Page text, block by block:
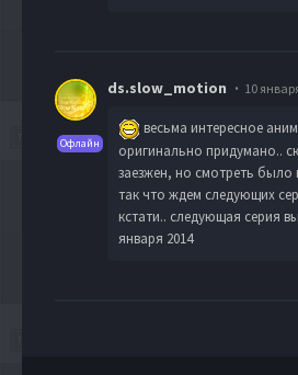
Офлайн
ds.slow_motion 10
весьма интересное
оригинально придумано..
заезжен, но смотреть было
так что ждем следующих
кстати.. следующая серия
января 2014